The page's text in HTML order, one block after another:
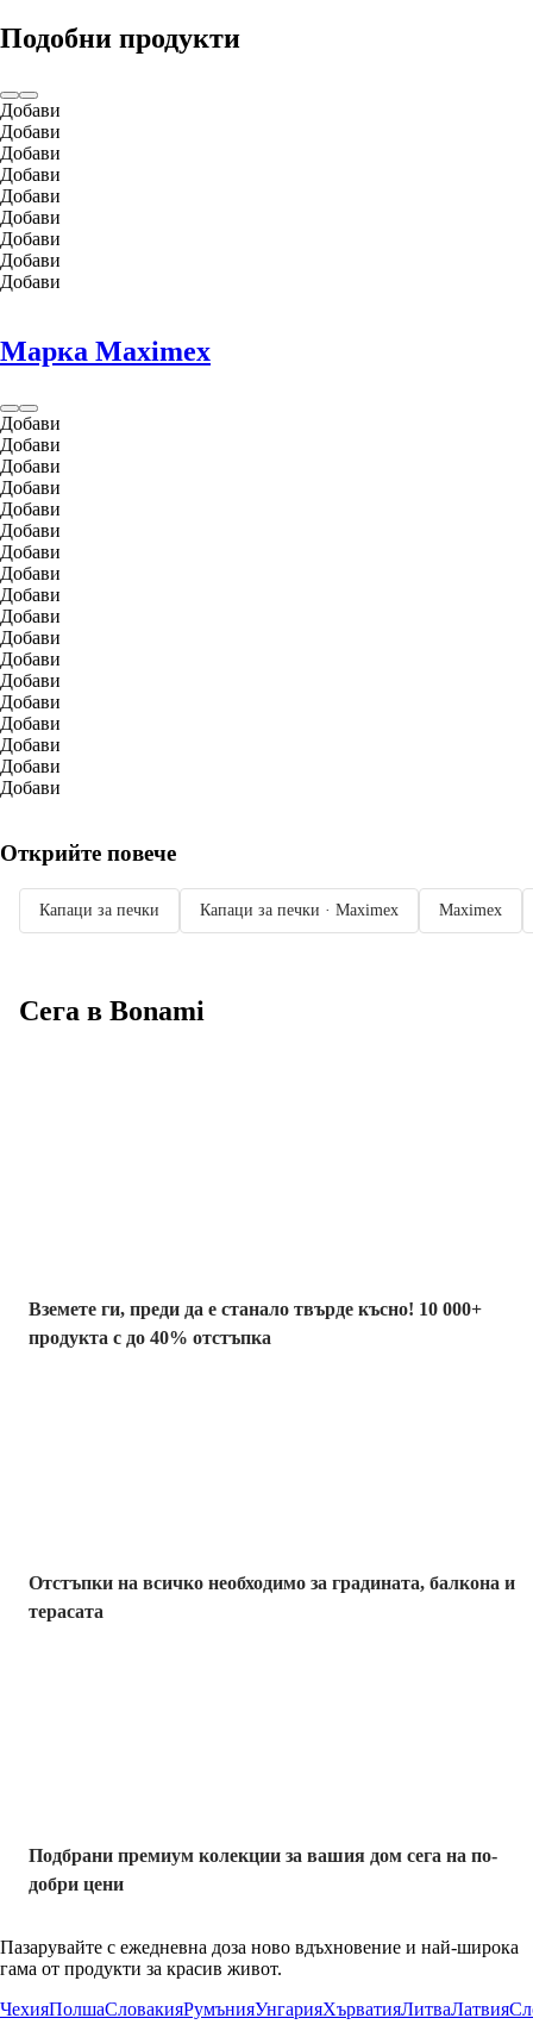
Подобни продукти
Добави
Добави
Добави
Добави
Добави
Добави
Добави
Добави
Добави
Марка Maximex
Добави
Добави
Добави
Добави
Добави
Добави
Добави
Добави
Добави
Добави
Добави
Добави
Добави
Добави
Добави
Добави
Добави
Добави
Открийте повече
Капаци за печки Капаци за печки · Maximex Maximex
Сега в Bonami
Вземете ги, преди да е станало твърде късно! 10 000+
продукта с до 40% отстъпка
Отстъпки на всичко необходимо за градината, балкона и
терасата
Подбрани премиум колекции за вашия дом сега на по-
добри цени
Пазарувайте с ежедневна доза ново вдъхновение и най-широка
гама от продукти за красив живот.
ЧехияПолшаСловакияРумънияУнгарияХърватияЛитваЛатвия